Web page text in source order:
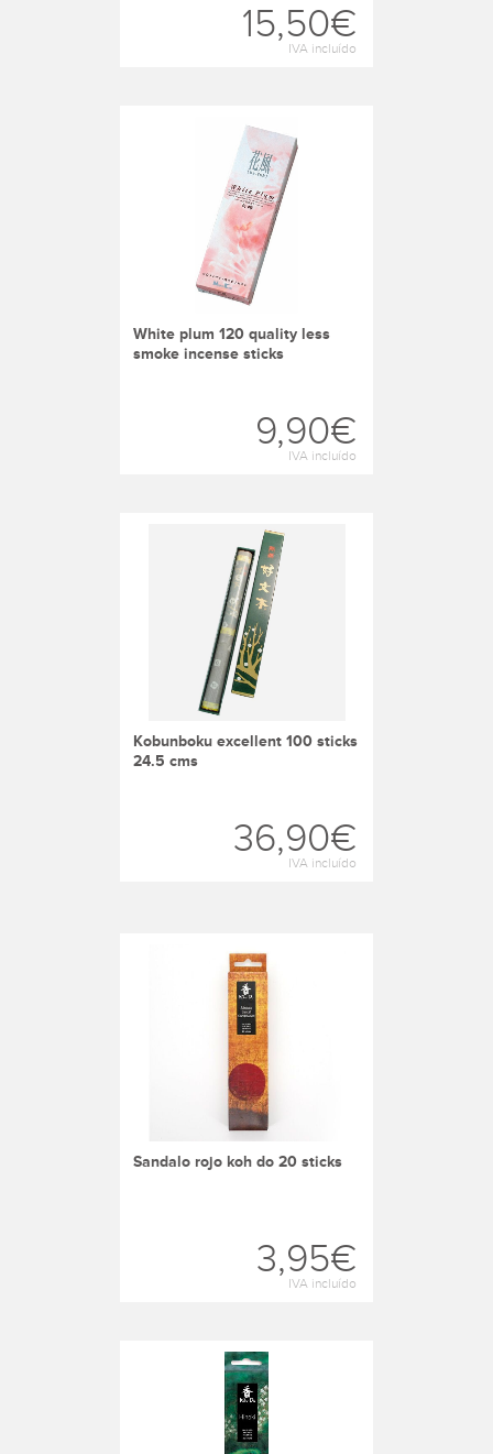
15,50€
IVA incluído
white plum 120 quality less
smoke incense sticks
9,90€
IVA incluído
kobunboku excellent 100 sticks
24.5 cms
36,90€
IVA incluído
sandalo rojo koh do 20 sticks
3,95€
IVA incluído